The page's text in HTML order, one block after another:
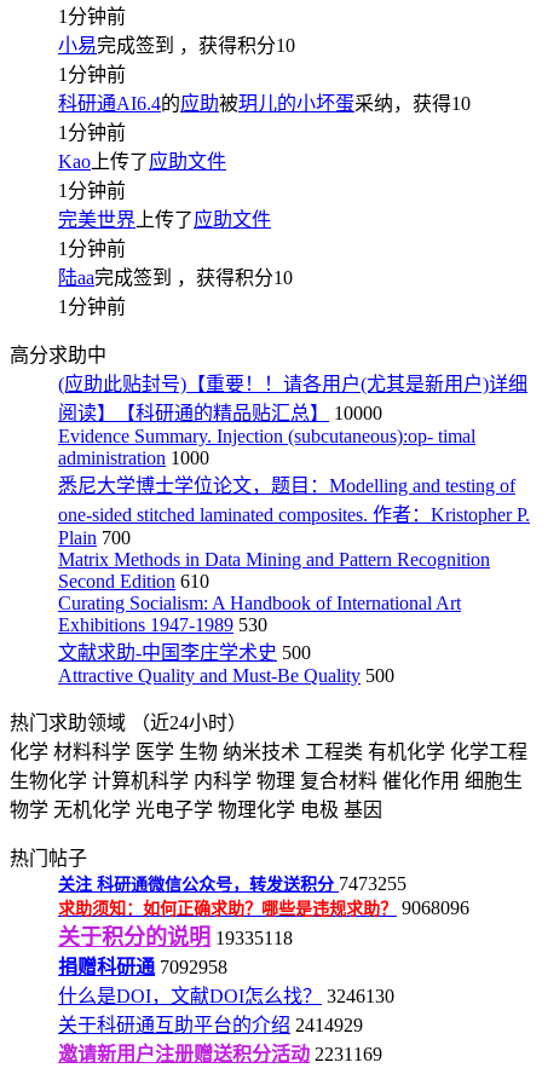
1分钟前
小易完成签到 ，获得积分10
1分钟前
科研通AI6.4的应助被玥儿的小坏蛋采纳，获得10
1分钟前
Kao 上传了应助文件
1分钟前
完美世界 上传了应助文件
1分钟前
陆aa完成签到 ，获得积分10
1分钟前
高分求助中
(应助此贴封号)【重要！！请各用户(尤其是新用户)详细
阅读】【科研通的精品贴汇总】
10000
Evidence Summary. Injection (subcutaneous):op- timal
administration 1000
悉尼大学博士学位论文，题目：Modelling and testing of
one-sided stitched laminated composites. 作者：Kristopher P.
Plain 700
Matrix Methods in Data Mining and Pattern Recognition
Second Edition 610
Curating Socialism: A Handbook of International Art
Exhibitions 1947-1989 530
文献求助-中国李庄学术史 500
Attractive Quality and Must-Be Quality 500
热门求助领域
（近24小时）
化学 材料科学 医学 生物 纳米技术 工程类 有机化学 化学工程
生物化学 计算机科学 内科学 物理 复合材料 催化作用 细胞生
物学 无机化学 光电子学 物理化学 电极 基因
热门帖子
关注 科研通微信公众号，转发送积分 7473255
求助须知：如何正确求助？哪些是违规求助？ 9068096
关于积分的说明 19335118
捐赠科研通 7092958
什么是DOI，文献DOI怎么找？
3246130
关于科研通互助平台的介绍 2414929
邀请新用户注册赠送积分活动 2231169